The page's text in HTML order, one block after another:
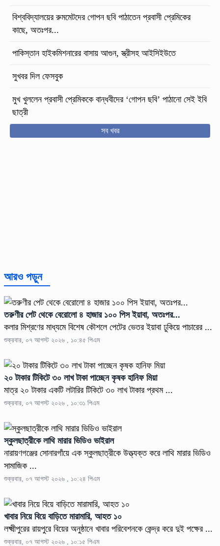
বিশ্ববিদ্যালয়ের রুমমেটদের গোপন ছবি পাঠাতেন প্রবাসী প্রেমিকের
কাছে, অতঃপর...
পাকিস্তান হাইকমিশনারের বাসায় আগুন, স্ত্রীসহ আইসিইউতে
সুখবর দিল ফেসবুক
মুখ খুললেন প্রবাসী প্রেমিককে বান্ধবীদের ‘গোপন ছবি’ পাঠানো সেই ইবি
ছাত্রী
সব খবর
আরও পড়ুন
তরুণীর পেট থেকে বেরোলো ৪ হাজার ১০০ পিস ইয়াবা, অতঃপর...
কলার মিশ্রণের মাধ্যমে বিশেষ কৌশলে পেটের ভেতর ইয়াবা ঢুকিয়ে পাচারের ...
শুক্রবার, ০৭ আগস্ট ২০২৬ , ১০:৪৫ পিএম
২০ টাকার টিকিটে ৩০ লাখ টাকা পাচ্ছেন কৃষক হানিফ মিয়া
মাত্র ২০ টাকার একটি লটারির টিকিটে ৩০ লাখ টাকার প্রথম ...
শুক্রবার, ০৭ আগস্ট ২০২৬ , ১০:৩১ পিএম
স্কুলছাত্রীকে লাথি মারার ভিডিও ভাইরাল
নারায়ণগঞ্জের সোনারগাঁয়ে এক স্কুলছাত্রীকে উত্ত্যক্ত করে লাথি মারার ভিডিও
সামাজিক ...
শুক্রবার, ০৭ আগস্ট ২০২৬ , ১০:২৪ পিএম
খাবার নিয়ে বিয়ে বাড়িতে মারামারি, আহত ১০
লক্ষ্মীপুরের রায়পুরে বিয়ের অনুষ্ঠানে খাবার পরিবেশনকে কেন্দ্র করে দুই পক্ষের ...
শুক্রবার, ০৭ আগস্ট ২০২৬ , ১০:১৫ পিএম